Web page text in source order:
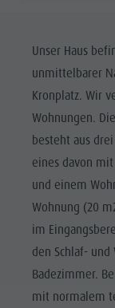
Unser Haus
unmittelbarer
Kronplatz. Wir
Wohnungen.
besteht aus
eines davon
und einem
Wohnung (20
im
den Schlaf-
Badezimmer.
mit normalem